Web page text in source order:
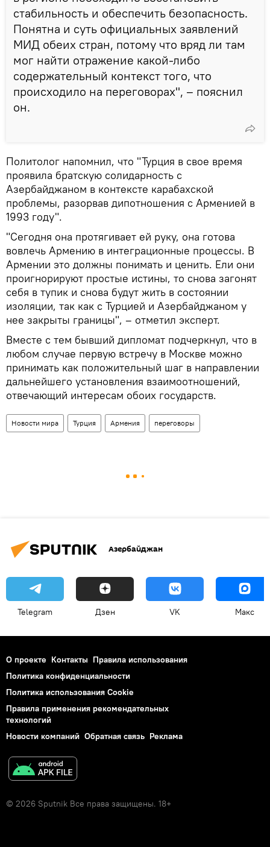
стабильность и обеспечить безопасность.
Понятна и суть официальных заявлений
МИД обеих стран, потому что вряд ли там
мог найти отражение какой-либо
содержательный контекст того, что
происходило на переговорах", – пояснил
он.
Политолог напомнил, что "Турция в свое время
проявила братскую солидарность с
Азербайджаном в контексте карабахской
проблемы, разорвав дипотношения с Арменией в
1993 году".
"Сегодня она протягивает ей руку, она готова
вовлечь Армению в интеграционные процессы. В
Армении это должны понимать и ценить. Ели они
проигнорируют простые истины, то снова загонят
себя в тупик и снова будут жить в состоянии
изоляции, так как с Турцией и Азербайджаном у
нее закрыты границы", – отметил эксперт.
Вместе с тем бывший дипломат подчеркнул, что в
любом случае первую встречу в Москве можно
принимать как положительный шаг в направлении
дальнейшего установления взаимоотношений,
отвечающий интересам обоих государств.
Новости мира Турция Армения переговоры
Азербайджан
Telegram Дзен VK Макс
О проекте Контакты Правила использования
Политика конфиденциальности
Политика использования Cookie
Правила применения рекомендательных
технологий
Новости компаний Обратная связь Реклама
© 2026 Sputnik Все права защищены. 18+